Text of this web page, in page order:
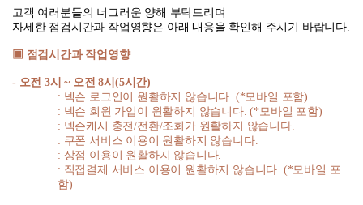
고객 여러분들의 너그러운 양해 부탁드리며
자세한 점검시간과 작업영향은 아래 내용을 확인해 주시기 바랍니다.
▣ 점검시간과 작업영향
- 오전3시~ 오전8시(5시간)
: 넥슨 로그인이 원활하지 않습니다. (*모바일 포함)
: 넥슨 회원 가입이 원활하지 않습니다. (*모바일 포함)
: 넥슨캐시 충전/전환/조회가 원활하지 않습니다.
: 쿠폰 서비스 이용이 원활하지 않습니다.
: 상점 이용이 원활하지 않습니다.
: 직접결제 서비스 이용이 원활하지 않습니다. (*모바일 포
함)